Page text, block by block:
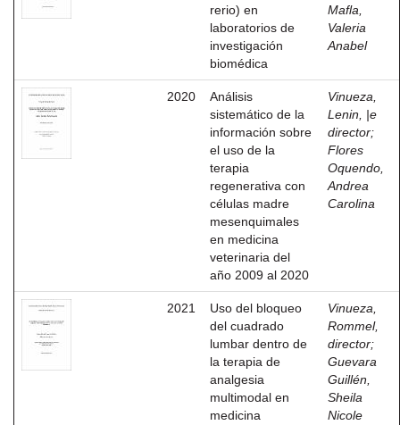
rerio) en
laboratorios de
investigación
biomédica
Mafla,
Valeria
Anabel
2020
Análisis
sistemático de la
información sobre
el uso de la
terapia
regenerativa con
células madre
mesenquimales
en medicina
veterinaria del
año 2009 al 2020
Vinueza,
Lenin, |e
director;
Flores
Oquendo,
Andrea
Carolina
2021
Uso del bloqueo
del cuadrado
lumbar dentro de
la terapia de
analgesia
multimodal en
medicina
Vinueza,
Rommel,
director;
Guevara
Guillén,
Sheila
Nicole